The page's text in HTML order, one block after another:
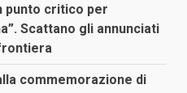
punto critico per
Scattano gli annunciati
commemorazione di